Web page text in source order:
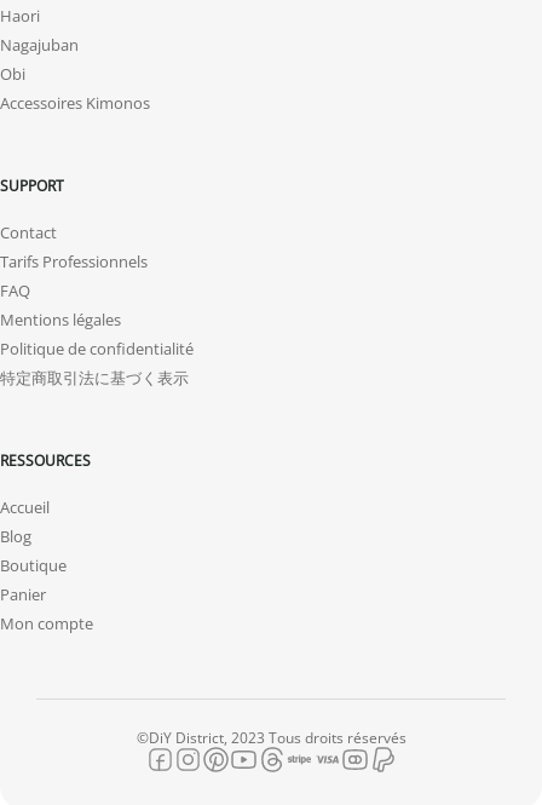
Haori
Nagajuban
Obi
Accessoires Kimonos
SUPPORT
Contact
Tarifs Professionnels
FAQ
Mentions légales
Politique de confidentialité
特定商取引法に基づく表示
RESSOURCES
Accueil
Blog
Boutique
Panier
Mon compte
©DiY District, 2023 Tous droits réservés